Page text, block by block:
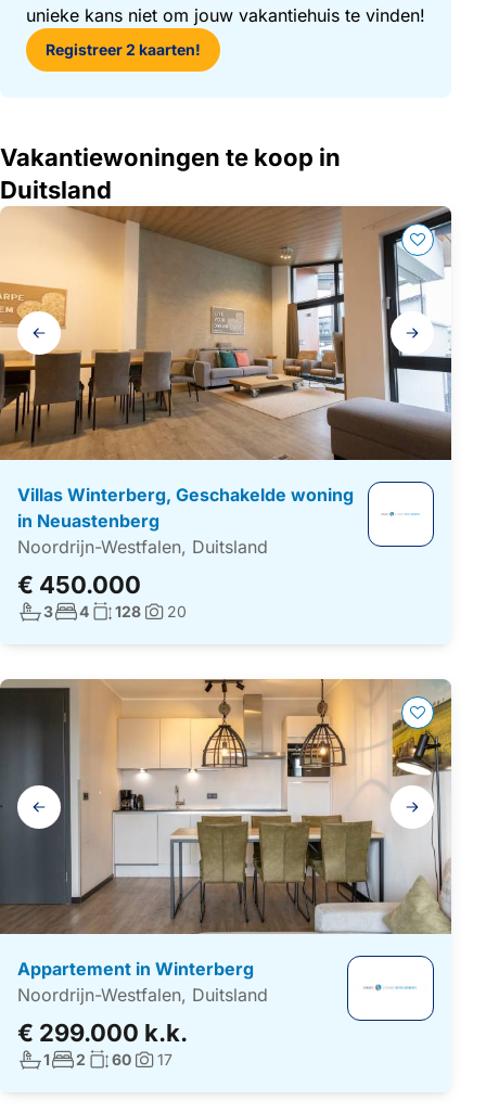
unieke kans niet om jouw vakantiehuis te vinden!
Registreer 2 kaarten!
Vakantiewoningen te koop in
Duitsland
Galerij
navigatie
Villas Winterberg, Geschakelde woning
in Neuastenberg
Noordrijn-Westfalen, Duitsland
€ 450.000
Aantal badkamers:
3Aantal slaapkamers:
4Woonoppervlakte:
128Foto's:
20
Galerij
navigatie
Appartement in Winterberg
Noordrijn-Westfalen, Duitsland
€ 299.000 k.k.
Aantal badkamers:
1Aantal slaapkamers:
2 Woonoppervlakte:
60Foto's:
17